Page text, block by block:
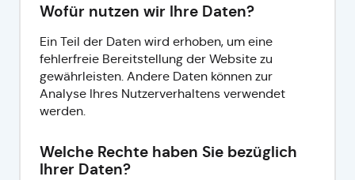
Wofür nutzen wir Ihre Daten?
Ein Teil der Daten wird erhoben, um eine
fehlerfreie Bereitstellung der Website zu
gewährleisten. Andere Daten können zur
Analyse Ihres Nutzerverhaltens verwendet
werden.
Welche Rechte haben Sie bezüglich
Ihrer Daten?